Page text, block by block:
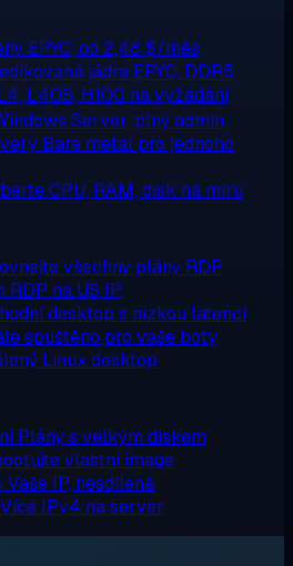
EPYC, od 2,48 $/měs
jádra EPYC, DDR5
L40S, H100 na vyžádání
Server, plný admin
Bare metal pro jednoho
CPU, RAM, disk na míru
všechny plány RDP
RDP na US IP
desktop s nízkou latencí
spuštěno pro vaše boty
Linux desktop
Plány s velkým diskem
vlastní image
Vaše IP, nesdílená
Více IPv4 na server